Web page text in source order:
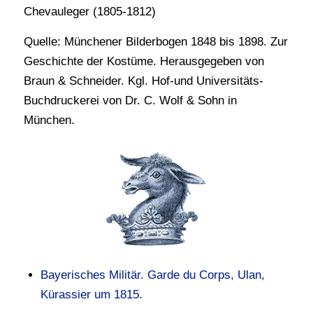
Chevauleger (1805-1812)
Quelle: Münchener Bilderbogen 1848 bis 1898. Zur
Geschichte der Kostüme. Herausgegeben von
Braun & Schneider. Kgl. Hof-und Universitäts-
Buchdruckerei von Dr. C. Wolf & Sohn in
München.
Bayerisches Militär. Garde du Corps, Ulan,
Kürassier um 1815.